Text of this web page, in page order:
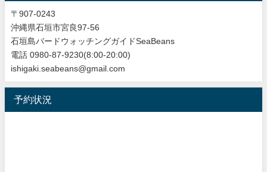
〒907-0243
沖縄県石垣市宮良97-56
石垣島バードウォッチングガイドSeaBeans
電話 0980-87-9230(8:00-20:00)
ishigaki.seabeans@gmail.com
予約状況